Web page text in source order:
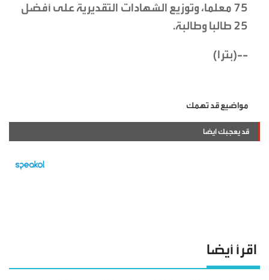
75 معلما، وتوزيع الشهادات التقديرية على أفضل
25 طالبا وطالبة.
--(بترا)
مواضيع قد تهمك
قد يعجبك ايضا
اقرأ أيضا